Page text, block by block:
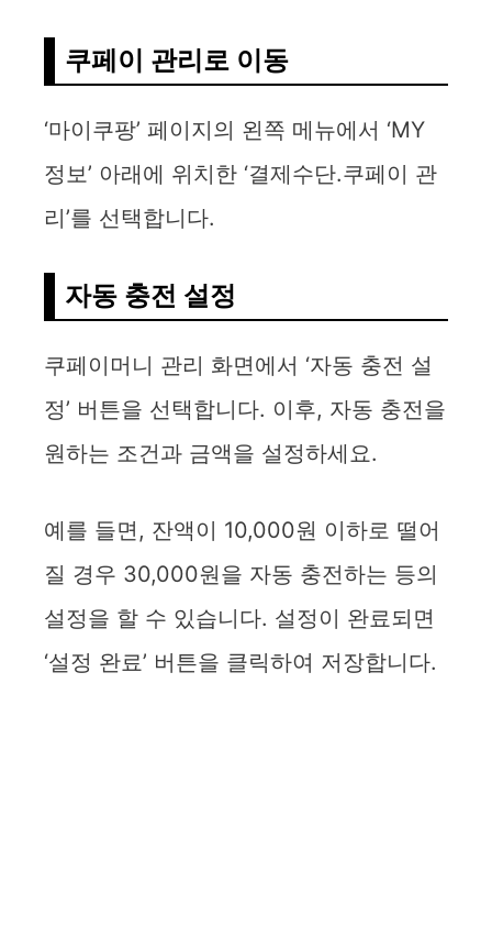
쿠페이 관리로 이동
‘마이쿠팡’ 페이지의 왼쪽 메뉴에서 ‘MY
정보’ 아래에 위치한 ‘결제수단.쿠페이 관
리’를 선택합니다.
자동 충전 설정
쿠페이머니 관리 화면에서 ‘자동 충전 설
정’ 버튼을 선택합니다. 이후, 자동 충전을
원하는 조건과 금액을 설정하세요.
예를 들면, 잔액이 10,000원 이하로 떨어
질 경우 30,000원을 자동 충전하는 등의
설정을 할 수 있습니다. 설정이 완료되면
‘설정 완료’ 버튼을 클릭하여 저장합니다.